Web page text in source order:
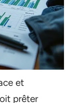
et
prêter